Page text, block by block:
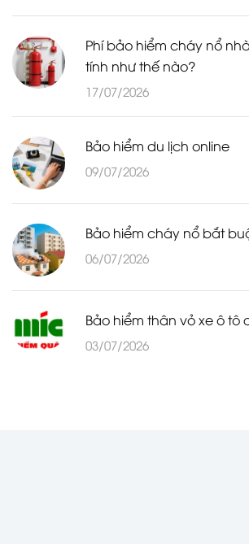
Phí bảo hiểm cháy nổ
tính như thế nào?
17/07/2026
Bảo hiểm du lịch online
09/07/2026
Bảo hiểm cháy nổ bắt
06/07/2026
Bảo hiểm thân vỏ xe ô tô
03/07/2026